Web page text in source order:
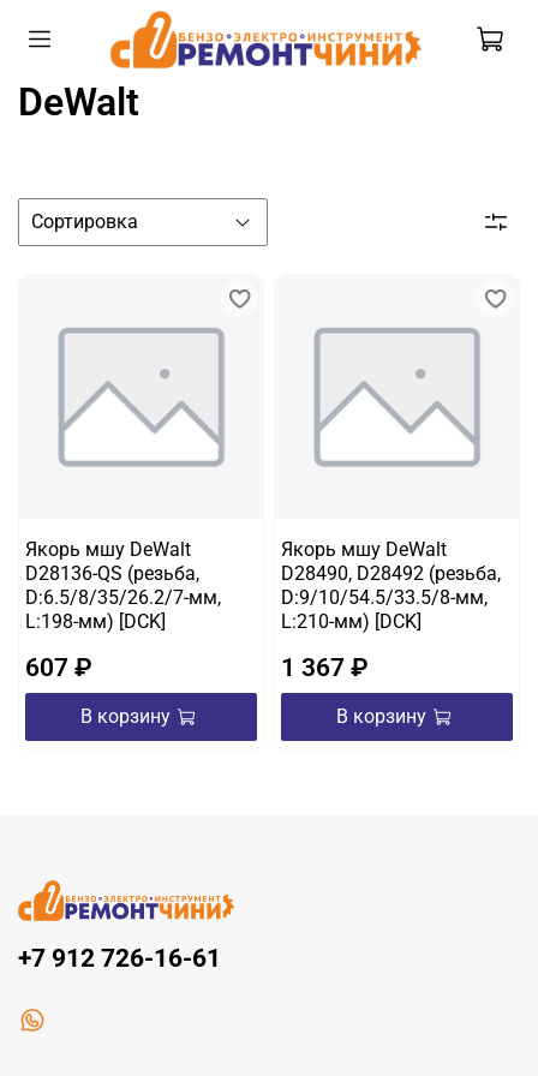
DeWalt
Якорь мшу DeWalt
D28136-QS (резьба,
D:6.5/8/35/26.2/7-мм,
L:198-мм) [DCK]
607 ₽
В корзину
Якорь мшу DeWalt
D28490, D28492 (резьба,
D:9/10/54.5/33.5/8-мм,
L:210-мм) [DCK]
1 367 ₽
В корзину
+7 912 726-16-61